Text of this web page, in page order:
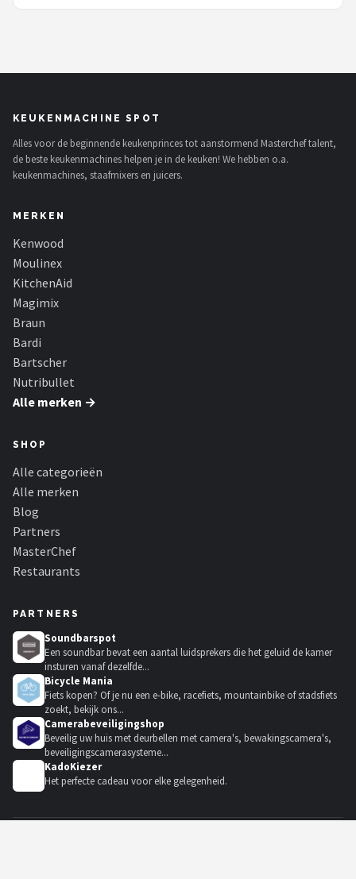
KEUKENMACHINE SPOT
Alles voor de beginnende keukenprinces tot aanstormend Masterchef talent,
de beste keukenmachines helpen je in de keuken! We hebben o.a.
keukenmachines, staafmixers en juicers.
MERKEN
Kenwood
Moulinex
KitchenAid
Magimix
Braun
Bardi
Bartscher
Nutribullet
Alle merken →
SHOP
Alle categorieën
Alle merken
Blog
Partners
MasterChef
Restaurants
PARTNERS
Soundbarspot
Een soundbar bevat een aantal luidsprekers die het geluid de kamer
insturen vanaf dezelfde...
Bicycle Mania
Fiets kopen? Of je nu een e-bike, racefiets, mountainbike of stadsfiets
zoekt, bekijk ons...
Camerabeveiligingshop
Beveilig uw huis met deurbellen met camera's, bewakingscamera's,
beveiligingscamerasysteme...
KadoKiezer
Het perfecte cadeau voor elke gelegenheid.